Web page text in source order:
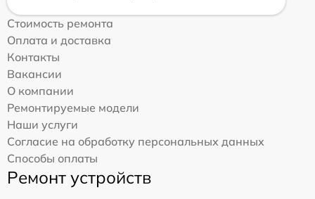
Стоимость ремонта
Оплата и доставка
Контакты
Вакансии
О компании
Ремонтируемые модели
Наши услуги
Согласие на обработку персональных данных
Способы оплаты
Ремонт устройств